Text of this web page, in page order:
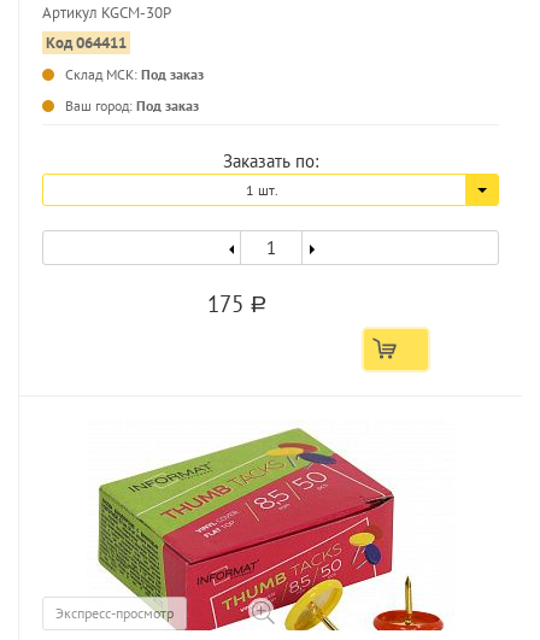
Артикул KGCM-30P
Код 064411
Склад МСК: Под заказ
Ваш город: Под заказ
Заказать по:
1 шт.
175 a
Экспресс-просмотр